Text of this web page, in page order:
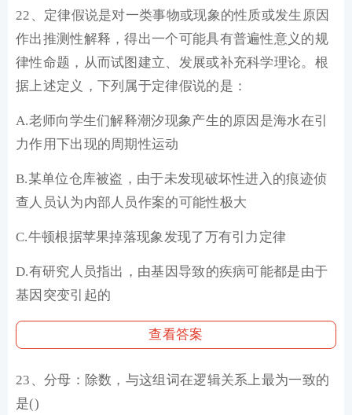
22、定律假说是对一类事物或现象的性质或发生原因
作出推测性解释，得出一个可能具有普遍性意义的规
律性命题，从而试图建立、发展或补充科学理论。根
据上述定义，下列属于定律假说的是：
A.老师向学生们解释潮汐现象产生的原因是海水在引
力作用下出现的周期性运动
B.某单位仓库被盗，由于未发现破坏性进入的痕迹侦
查人员认为内部人员作案的可能性极大
C.牛顿根据苹果掉落现象发现了万有引力定律
D.有研究人员指出，由基因导致的疾病可能都是由于
基因突变引起的
查看答案
23、分母：除数，与这组词在逻辑关系上最为一致的
是()